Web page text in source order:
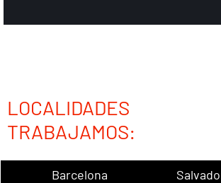
LOCALIDADES
TRABAJAMOS:
Barcelona